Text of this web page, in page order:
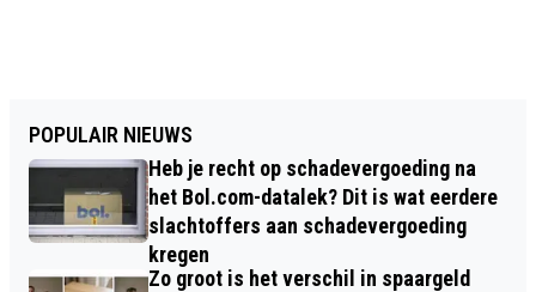
POPULAIR NIEUWS
Heb je recht op schadevergoeding na
het Bol.com-datalek? Dit is wat eerdere
slachtoffers aan schadevergoeding
kregen
Zo groot is het verschil in spaargeld